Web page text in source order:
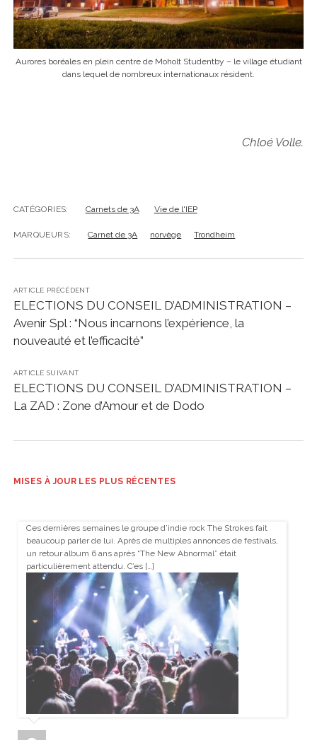
Aurores boréales en plein centre de Moholt Studentby – le village étudiant
dans lequel de nombreux internationaux résident.
Chloé Volle.
CATÉGORIES: Carnets de 3A Vie de l'IEP
MARQUEURS: Carnet de 3A norvège Trondheim
ARTICLE PRÉCÉDENT
ELECTIONS DU CONSEIL D’ADMINISTRATION –
Avenir Spl : “Nous incarnons l’expérience, la
nouveauté et l’efficacité”
ARTICLE SUIVANT
ELECTIONS DU CONSEIL D’ADMINISTRATION –
La ZAD : Zone d’Amour et de Dodo
MISES À JOUR LES PLUS RÉCENTES
Ces dernières semaines le groupe d’indie rock The Strokes fait
beaucoup parler de lui. Après de multiples annonces de festivals,
un retour album 6 ans après “The New Abnormal” était
particulièrement attendu. C’es […]